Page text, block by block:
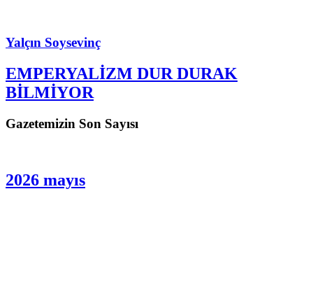
Yalçın Soysevinç
EMPERYALİZM DUR DURAK
BİLMİYOR
Gazetemizin Son Sayısı
2026 mayıs